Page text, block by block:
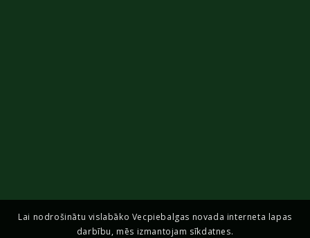
Lai nodrošinātu vislabāko Vecpiebalgas novada interneta lapas
darbību, mēs izmantojam sīkdatnes.